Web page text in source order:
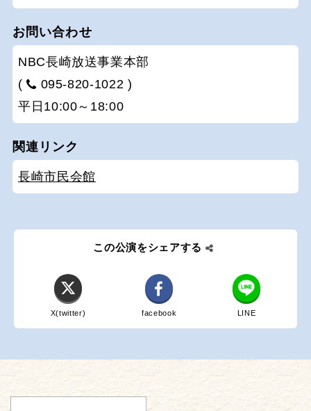
お問い合わせ
NBC長崎放送事業本部
(
095-820-1022 )
平日10:00～18:00
関連リンク
長崎市民会館
この公演をシェアする
X(twitter) facebook LINE